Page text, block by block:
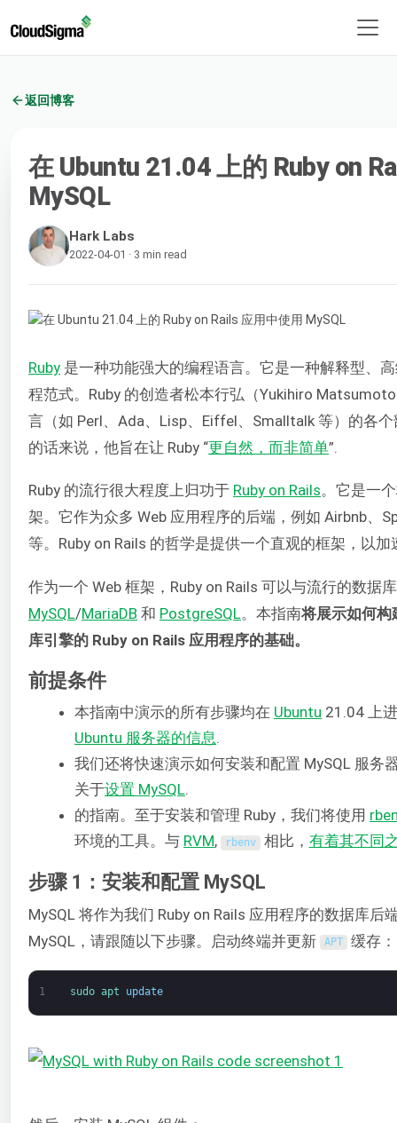
返回博客
在 Ubuntu 21.04 上的 Ruby on
MySQL
Hark Labs
2022-04-01 · 3 min read
Ruby 是一种功能强大的编程语言。它是一种解释型、
程范式。Ruby 的创造者松本行弘（Yukihiro
言（如 Perl、Ada、Lisp、Eiffel、Smalltalk 等）的各
的话来说，他旨在让 Ruby “更自然，而非简单”.
Ruby 的流行很大程度上归功于 Ruby on Rails。它是一
架。它作为众多 Web 应用程序的后端，例如 Airbnb、
等。Ruby on Rails 的哲学是提供一个直观的框架，以
作为一个 Web 框架，Ruby on Rails 可以与流行的数据
MySQL/MariaDB 和 PostgreSQL。本指南将展示如何构
库引擎的 Ruby on Rails 应用程序的基础。
前提条件
本指南中演示的所有步骤均在 Ubuntu 21.04 上
Ubuntu 服务器的信息.
我们还将快速演示如何安装和配置 MySQL 服务
关于设置 MySQL.
的指南。至于安装和管理 Ruby，我们将使用
环境的工具。与 RVM, rbenv 相比， 有着其不同
步骤 1：安装和配置 MySQL
MySQL 将作为我们 Ruby on Rails 应用程序的数据库后
MySQL，请跟随以下步骤。启动终端并更新
APT 缓存：
1 sudo apt update